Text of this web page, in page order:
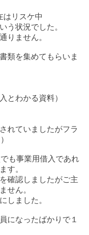
はリスケ中
う状況でした。
りません。
類を集めてもらいま
とわかる資料）
れていましたがフラ
も事業用借入であれ
す。
確認しましたがご主
せん。
しました。
になったばかりで１